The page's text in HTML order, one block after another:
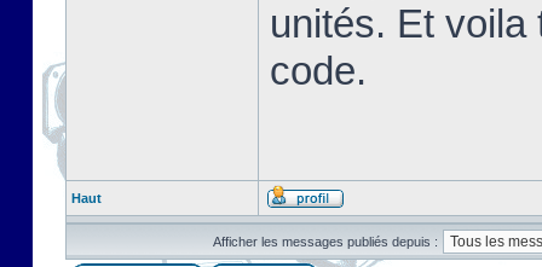
unités. Et voila
code.
Haut
Afficher les messages publiés depuis :